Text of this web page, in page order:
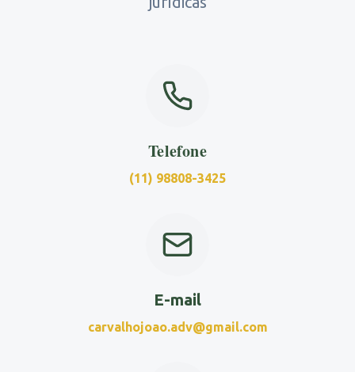
Telefone
(11) 98808-3425
E-mail
carvalhojoao.adv@gmail.com